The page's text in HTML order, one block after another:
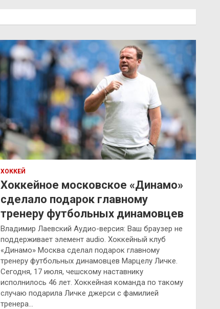
ХОККЕЙ
Хоккейное московское «Динамо»
сделало подарок главному
тренеру футбольных динамовцев
Владимир Лаевский Аудио-версия: Ваш браузер не
поддерживает элемент audio. Хоккейный клуб
«Динамо» Москва сделал подарок главному
тренеру футбольных динамовцев Марцелу Личке.
Сегодня, 17 июля, чешскому наставнику
исполнилось 46 лет. Хоккейная команда по такому
случаю подарила Личке джерси с фамилией
тренера…